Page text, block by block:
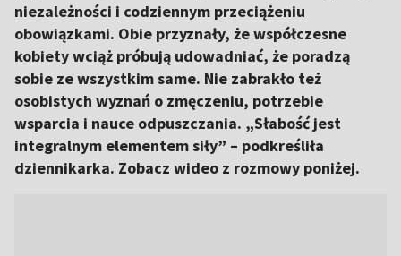
niezależności i codziennym przeciążeniu
obowiązkami. Obie przyznały, że współczesne
kobiety wciąż próbują udowadniać, że poradzą
sobie ze wszystkim same. Nie zabrakło też
osobistych wyznań o zmęczeniu, potrzebie
wsparcia i nauce odpuszczania. „Słabość jest
integralnym elementem siły” – podkreśliła
dziennikarka. Zobacz wideo z rozmowy poniżej.